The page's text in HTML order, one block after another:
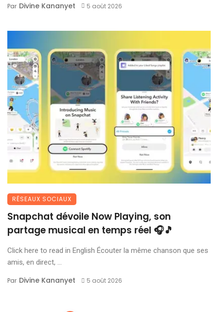
Par Divine Kananyet 5 août 2026
RÉSEAUX SOCIAUX
Snapchat dévoile Now Playing, son
partage musical en temps réel 🎧🎵
Click here to read in English Écouter la même chanson que ses
amis, en direct, ...
Par Divine Kananyet 5 août 2026